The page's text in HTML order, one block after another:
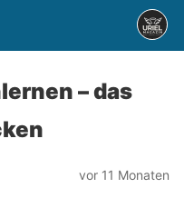
– das
vor 11 Monaten